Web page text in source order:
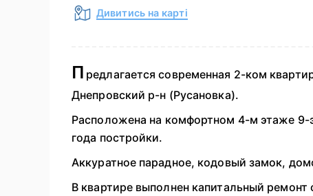
Дивитись на карті
П редлагается современная 2-ком
Днепровский р-н (Русановка).
Расположена на комфортном 4-м этаже 9-
года постройки.
Аккуратное парадное, кодовый замок,
В квартире выполнен капитальный